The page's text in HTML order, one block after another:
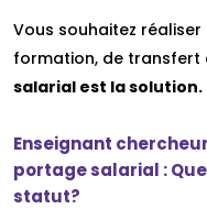
Vous souhaitez
formation, de transfert
salarial est la solution.
Enseignant
portage salarial :
statut?